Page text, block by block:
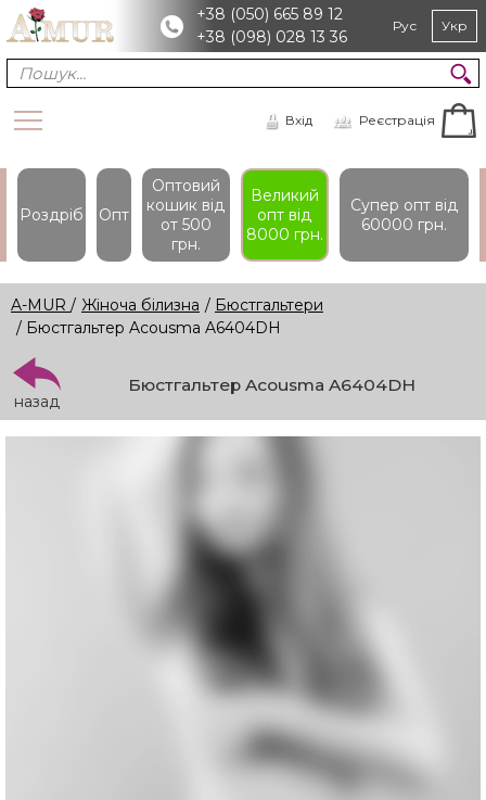
+38 (050) 665 89 12
+38 (098) 028 13 36
Рус Укр
Вхід Реєстрація
Роздріб Опт
Оптовий
кошик вiд
от 500
грн.
Великий
опт вiд
8000 грн.
Супер опт вiд
60000 грн.
A-MUR / Жіноча білизна / Бюстгальтери
/ Бюстгальтер Acousma A6404DH
назад
Бюстгальтер Acousma A6404DH